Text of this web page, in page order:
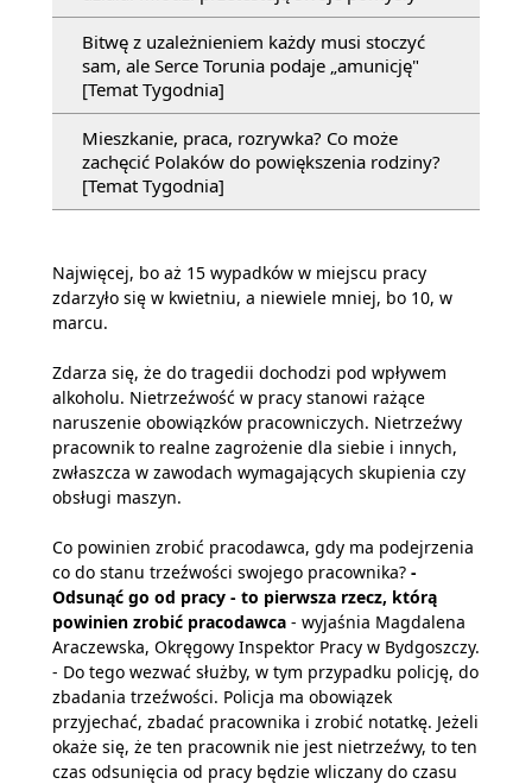
Bitwę z uzależnieniem każdy musi stoczyć
sam, ale Serce Torunia podaje „amunicję"
[Temat Tygodnia]
Mieszkanie, praca, rozrywka? Co może
zachęcić Polaków do powiększenia rodziny?
[Temat Tygodnia]
Najwięcej, bo aż 15 wypadków w miejscu pracy
zdarzyło się w kwietniu, a niewiele mniej, bo 10, w
marcu.
Zdarza się, że do tragedii dochodzi pod wpływem
alkoholu. Nietrzeźwość w pracy stanowi rażące
naruszenie obowiązków pracowniczych. Nietrzeźwy
pracownik to realne zagrożenie dla siebie i innych,
zwłaszcza w zawodach wymagających skupienia czy
obsługi maszyn.
Co powinien zrobić pracodawca, gdy ma podejrzenia
co do stanu trzeźwości swojego pracownika? -
Odsunąć go od pracy - to pierwsza rzecz, którą
powinien zrobić pracodawca - wyjaśnia Magdalena
Araczewska, Okręgowy Inspektor Pracy w Bydgoszczy.
- Do tego wezwać służby, w tym przypadku policję, do
zbadania trzeźwości. Policja ma obowiązek
przyjechać, zbadać pracownika i zrobić notatkę. Jeżeli
okaże się, że ten pracownik nie jest nietrzeźwy, to ten
czas odsunięcia od pracy będzie wliczany do czasu